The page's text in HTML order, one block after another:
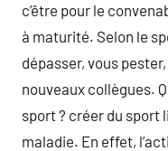
c’être pour le
à maturité. Selon le
dépasser, vous
nouveaux collègues.
sport ? créer du sport
maladie. En effet,